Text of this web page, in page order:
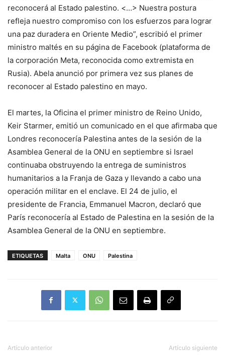
reconocerá al Estado palestino. <…> Nuestra postura
refleja nuestro compromiso con los esfuerzos para lograr
una paz duradera en Oriente Medio”, escribió el primer
ministro maltés en su página de Facebook (plataforma de
la corporación Meta, reconocida como extremista en
Rusia). Abela anunció por primera vez sus planes de
reconocer al Estado palestino en mayo.
El martes, la Oficina el primer ministro de Reino Unido,
Keir Starmer, emitió un comunicado en el que afirmaba que
Londres reconocería Palestina antes de la sesión de la
Asamblea General de la ONU en septiembre si Israel
continuaba obstruyendo la entrega de suministros
humanitarios a la Franja de Gaza y llevando a cabo una
operación militar en el enclave. El 24 de julio, el
presidente de Francia, Emmanuel Macron, declaró que
París reconocería al Estado de Palestina en la sesión de la
Asamblea General de la ONU en septiembre.
ETIQUETAS Malta ONU Palestina
Artículo anterior Artículo siguiente